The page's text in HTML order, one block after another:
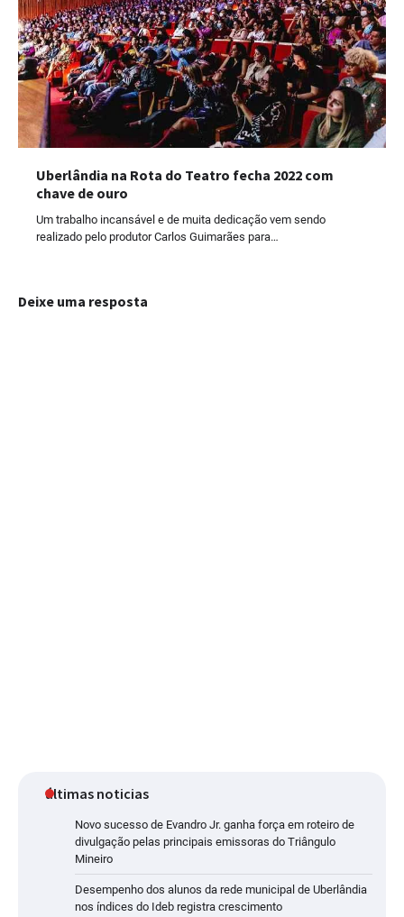
Uberlândia na Rota do Teatro fecha 2022 com
chave de ouro
Um trabalho incansável e de muita dedicação vem sendo
realizado pelo produtor Carlos Guimarães para…
Deixe uma resposta
últimas noticias
Novo sucesso de Evandro Jr. ganha força em roteiro de
divulgação pelas principais emissoras do Triângulo
Mineiro
Desempenho dos alunos da rede municipal de Uberlândia
nos índices do Ideb registra crescimento